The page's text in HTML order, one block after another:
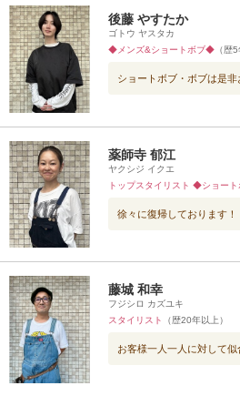
後藤 やすたか
ゴトウ ヤスタカ
◆メンズ&ショートボブ◆ （歴5
ショートボブ・ボブは是非
薬師寺 郁江
ヤクシジ イクエ
トップスタイリスト ◆ショー
徐々に復帰しておりま
藤城 和幸
フジシロ カズユキ
スタイリスト
（歴20年以上）
お客様一人一人に対して似